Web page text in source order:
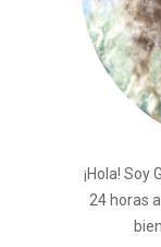
¡Hola! Soy
24 horas